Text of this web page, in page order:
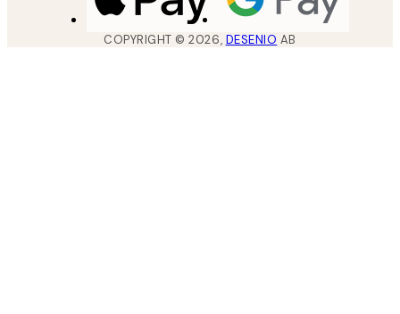
COPYRIGHT ©2026, DESENIO AB